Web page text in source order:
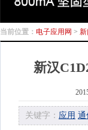
当前位置： 电子应用网 >
新汉
关键字： 应用 通